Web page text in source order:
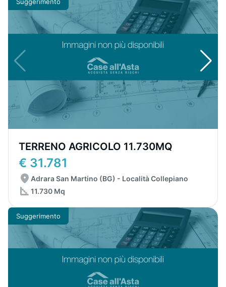
TERRENO AGRICOLO 11.730MQ
€ 31.781
Adrara San Martino (BG) - Località Collepiano
11.730 Mq
Suggerimento